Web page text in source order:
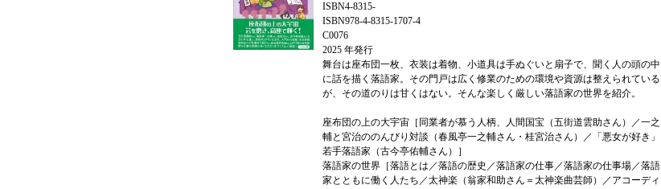
ISBN4-8315-
ISBN978-4-8315-1707-4
C0076
2025 年発行
舞台は座布団一枚、衣装は着物、小道具は手ぬぐいと扇子で、聞く人の頭の中
に話を描く落語家。その門戸は広く修業のための環境や資源は整えられている
が、その道のりは甘くはない。そんな楽しく厳しい落語家の世界を紹介。
座布団の上の大宇宙［同業者が慕う人柄、人間国宝（五街道雲助さん）／一之
輔と宮治ののんびり対談（春風亭一之輔さん・桂宮治さん）／「悪女が好き」
若手落語家（古今亭佑輔さん）］
落語家の世界［落語とは／落語の歴史／落語家の仕事／落語家の仕事場／落語
家とともに働く人たち／太神楽（翁家和助さん＝太神楽曲芸師）／アコーディ